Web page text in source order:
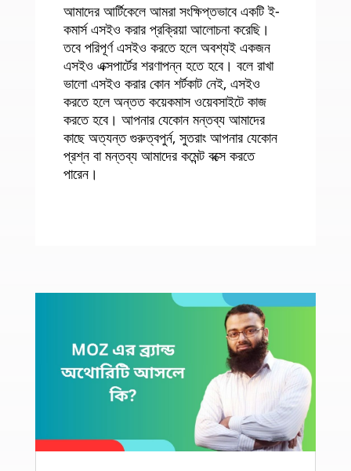
আমাদের আর্টিকেলে আমরা সংক্ষিপ্তভাবে একটি ই-
কমার্স এসইও করার প্রক্রিয়া আলোচনা করেছি।
তবে পরিপূর্ণ এসইও করতে হলে অবশ্যই একজন
এসইও এক্সপার্টের শরণাপন্ন হতে হবে। বলে রাখা
ভালো এসইও করার কোন শর্টকাট নেই, এসইও
করতে হলে অন্তত কয়েকমাস ওয়েবসাইটে কাজ
করতে হবে। আপনার যেকোন মন্তব্য আমাদের
কাছে অত্যন্ত গুরুত্বপুর্ন, সুতরাং আপনার যেকোন
প্রশ্ন বা মন্তব্য আমাদের কমেন্ট বক্সে করতে
পারেন।